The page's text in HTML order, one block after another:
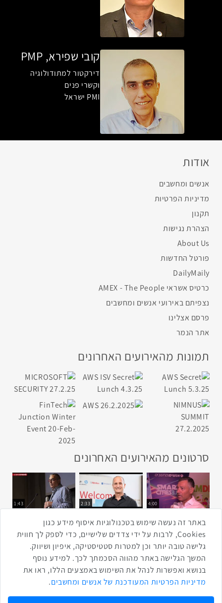
קובי שפירא, PMP
דירקטור למתודולוגיה
וקשרי פנים
PMI ישראל
אודות
אנשים ומחשבים
מדיניות הפרטיות
תקנון
הצהרת נגישות
About Us
פורטל החדשות
DailyMaily
כרטיס אשראי AMEX - The People
נצפיתם באירועי אנשים ומחשבים
פרסם אצלינו
אתר הנמר
תמונות מהאירועים האחרונים
סרטונים מהאירועים האחרונים
4:00
2:33
1:43
3:52
כנס RPA
1:14
כנס בינת יערות הכרמל
כנס F5
שתפו ברשת
שתף בטוויטרשתף בפייסבוק
שתף בלינקדאין
שתף בווטסאפ
שתף בטלגרם
באתר זה נעשה שימוש בטכנולוגיות איסוף מידע כגון
Cookies, לרבות על ידי צדדים שלישיים, כדי לספק לך חווית
גלישה טובה יותר וכן למטרות סטטיסטיקה, איפיון ושיווק.
המשך הגלישה באתר מהווה הסכמתך לכך. למידע נוסף
בנושא ואפשרות לנהל את השימוש באמצעים הללו, ראו את
מדיניות הפרטיות המעודכנת של אנשים ומחשבים.